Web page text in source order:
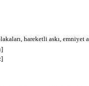
hareketli askı, emniyet